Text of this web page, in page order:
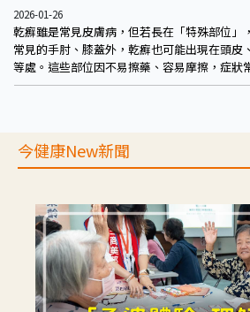
2026-01-26
乾癬雖是常見皮膚病，但若長在「特殊部位」
常見的手肘、膝蓋外，乾癬也可能出現在頭皮
等處。這些部位因不易擦藥、容易摩擦，症狀
讓患者連走路、做家事都成問題。
今健康New新聞